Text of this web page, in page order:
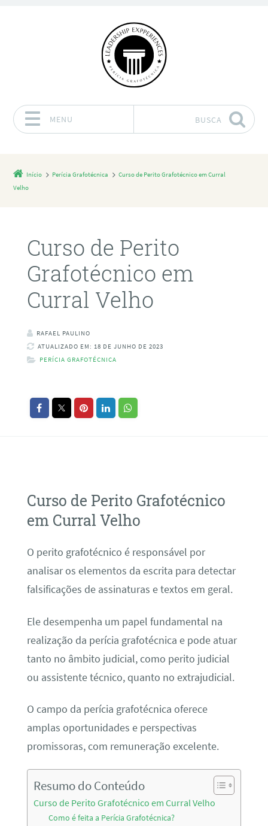
MENU BUSCA
Início Perícia Grafotécnica
Curso de Perito Grafotécnico em Curral
Velho
Curso de Perito
Grafotécnico em
Curral Velho
RAFAEL PAULINO
ATUALIZADO EM: 18 DE JUNHO DE 2023
PERÍCIA GRAFOTÉCNICA
Curso de Perito Grafotécnico
em Curral Velho
O perito grafotécnico é responsável por
analisar os elementos da escrita para detectar
falsificações de assinaturas e textos em geral.
Ele desempenha um papel fundamental na
realização da perícia grafotécnica e pode atuar
tanto no âmbito judicial, como perito judicial
ou assistente técnico, quanto no extrajudicial.
O campo da perícia grafotécnica oferece
amplas oportunidades e perspectivas
promissoras, com remuneração excelente.
Resumo do Conteúdo
Curso de Perito Grafotécnico em Curral Velho
Como é feita a Perícia Grafotécnica?